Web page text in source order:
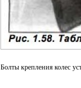
Болты крепления колес